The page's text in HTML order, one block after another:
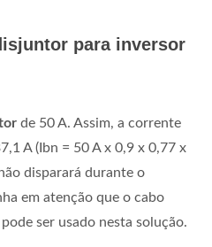
para inversor
de 50 A. Assim, a corrente
A (Ibn = 50 A x 0,9 x 0,77 x
disparará durante o
em atenção que o cabo
ser usado nesta solução.